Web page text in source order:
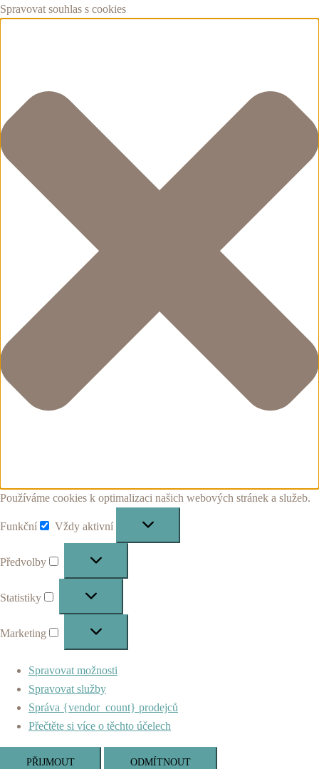
Spravovat souhlas s cookies
Používáme cookies k optimalizaci našich webových stránek a služeb.
Funkční
Funkční
Vždy aktivní
Předvolby
Statistiky
Marketing
Spravovat možnosti
Spravovat služby
Správa {vendor_count} prodejců
Přečtěte si více o těchto účelech
PŘIJMOUT ODMÍTNOUT